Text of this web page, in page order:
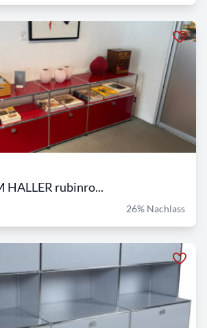
HALLER rubinro...
26% Nachlass